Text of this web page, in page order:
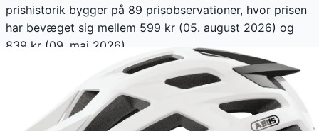
prishistorik bygger på 89 prisobservationer, hvor prisen
har bevæget sig mellem 599 kr (05. august 2026) og
839 kr (09. maj 2026).
Den billigste pris lige nu er 599kr hos Cykelexperten.dk
Sammenlign priser